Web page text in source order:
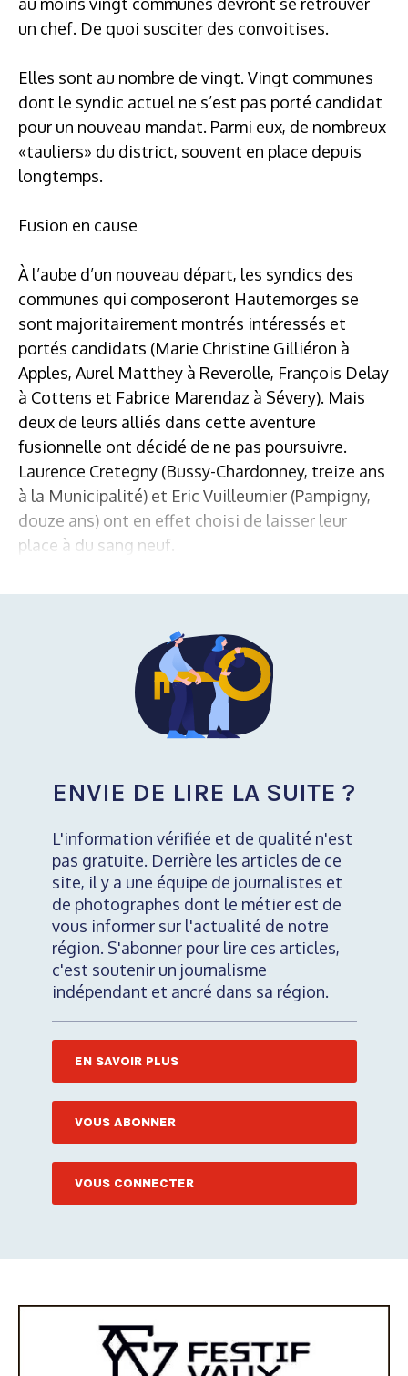
un chef. De quoi susciter des convoitises.
Elles sont au nombre de vingt. Vingt communes
dont le syndic actuel ne s’est pas porté candidat
pour un nouveau mandat. Parmi eux, de nombreux
«tauliers» du district, souvent en place depuis
longtemps.
Fusion en cause
À l’aube d’un nouveau départ, les syndics des
communes qui composeront Hautemorges se
sont majoritairement montrés intéressés et
portés candidats (Marie Christine Gilliéron à
Apples, Aurel Matthey à Reverolle, François Delay
à Cottens et Fabrice Marendaz à Sévery). Mais
deux de leurs alliés dans cette aventure
fusionnelle ont décidé de ne pas poursuivre.
Laurence Cretegny (Bussy-Chardonney, treize ans
à la Municipalité) et Eric Vuilleumier (Pampigny,
douze ans) ont en effet choisi de laisser leur
place à du sang neuf.
ENVIE DE LIRE LA SUITE ?
L'information vérifiée et de qualité n'est
pas gratuite. Derrière les articles de ce
site, il y a une équipe de journalistes et
de photographes dont le métier est de
vous informer sur l'actualité de notre
région. S'abonner pour lire ces articles,
c'est soutenir un journalisme
indépendant et ancré dans sa région.
EN SAVOIR PLUS
VOUS ABONNER
VOUS CONNECTER